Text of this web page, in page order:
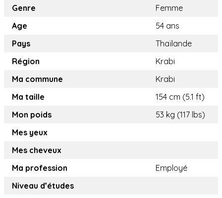
Genre
Femme
Age
54 ans
Pays
Thaïlande
Région
Krabi
Ma commune
Krabi
Ma taille
154 cm (5.1 ft)
Mon poids
53 kg (117 lbs)
Mes yeux
Mes cheveux
Ma profession
Employé
Niveau d’études